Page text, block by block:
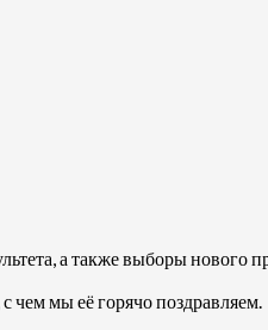
а также выборы нового
чем мы её горячо поздравляем.